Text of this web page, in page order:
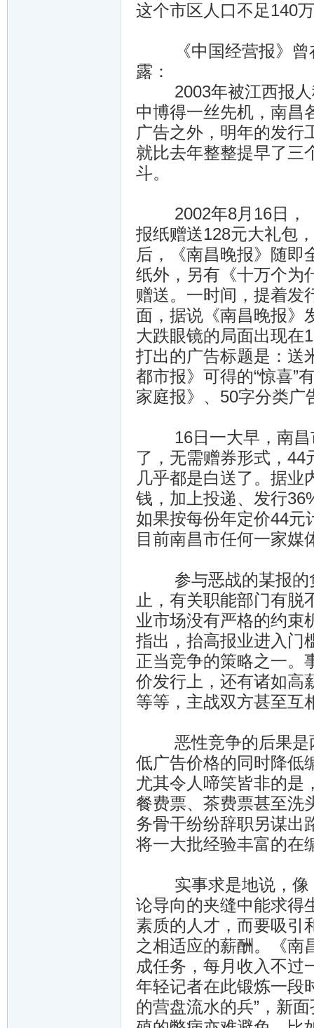
这个市区人口不足140
《中国经营报》曾在
露：
2003年被江西报人
中博得一丝先机，南昌
广告之外，明年的发行
就比去年整整提早了三
斗。
2002年8月16日，《
报纸赠送128元大礼包
后，《南昌晚报》随即
纸外，另有《十万个为
赠送。一时间，提着发
面，据说《南昌晚报》
大跌眼镜的局面出现在
打出的广告标题是：送
都市报》可得的“惊喜”
家庭报》、50字分类广
16日一大早，南昌
了，无需赠券形式，44
几乎都是白送了。据业
钱，加上投递、发行
如果按每份年定价44元
目前南昌市任何一家媒
参与恶战的某报的负
止，有关职能部门有脱
业市场没有严格的约束
指出，抬高报业进入门
正当竞争的策略之一。
价发行上，还有诸如高
等等，主战双方甚至互
恶性竞争的后果是两
低广告价格的同时降低
尤其令人啼笑皆非的是
餐费票、茶费票甚至洗
务骨干纷纷辞职另谋出
将一大批经验丰富的在
实事求是地说，像《
论导向的夹缝中能求得
素质的人才，而要吸引
之相适应的薪酬。《南
成任务，每月收入不过
年轻记者在此锻炼一段
的营盘流水的兵”，新